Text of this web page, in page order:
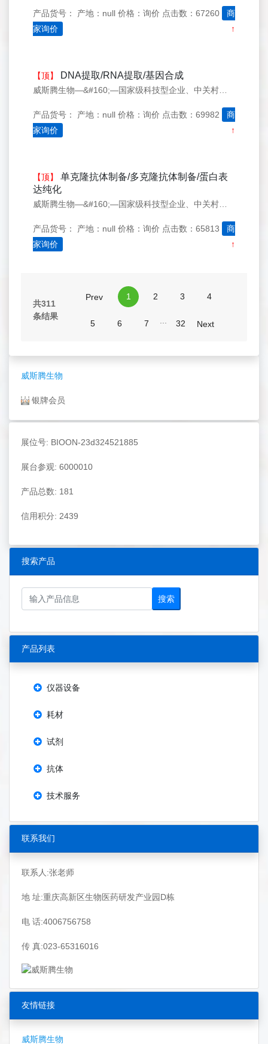
威斯腾生物
银牌会员
展位号: BIOON-23d324521885
展台参观: 6000010
产品总数: 181
信用积分: 2439
搜索产品
搜索
产品列表
仪器设备
耗材
试剂
抗体
技术服务
联系我们
联系人:张老师
地 址:重庆高新区生物医药研发产业园D栋
电 话:4006756758
传 真:023-65316016
友情链接
威斯腾生物
产品货号： 产地：null 价格：询价 点击数：67260
商
家询价
↑
【顶】 DNA提取/RNA提取/基因合成
产品货号： 产地：null 价格：询价 点击数：69982
商
家询价
↑
【顶】
单克隆抗体制备/多克隆抗体制备/蛋白表
达纯化
产品货号： 产地：null 价格：询价 点击数：65813
商
家询价
↑
共311
条结果
Prev 1 2 3 4
5 6 7 32 Next